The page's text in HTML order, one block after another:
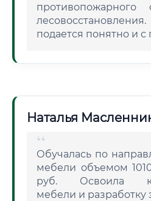
противопожарного
подается понятно и
Наталья
Обучалась по
мебели объемом
руб. Освоила
мебели и разработку